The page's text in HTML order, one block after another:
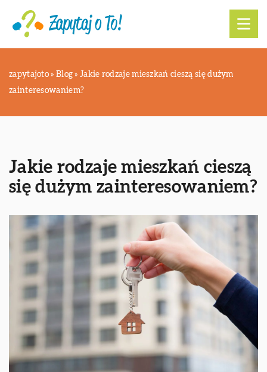
zapytajoto » Blog »Jakie rodzaje mieszkań cieszą się dużym
zainteresowaniem?
Jakie rodzaje mieszkań cieszą
się dużym zainteresowaniem?